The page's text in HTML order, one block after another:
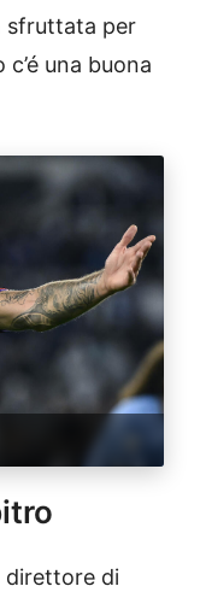
sfruttata per
una buona
direttore di